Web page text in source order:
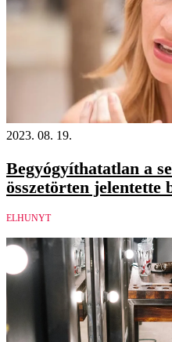
2023. 08. 19.
Begyógyíthatatlan a
összetörten jelentette
ELHUNYT